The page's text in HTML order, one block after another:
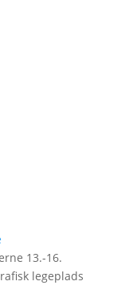
13.-16.
legeplads